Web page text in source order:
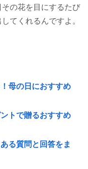
の花を目にするたび
てくれるんですよ。
母の日におすすめ
トで贈るおすすめ
る質問と回答をま